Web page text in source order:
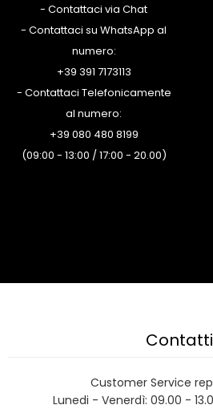
- Contattaci via Chat
- Contattaci su WhatsApp al
numero:
+39 391 7173113
- Contattaci Telefonicamente
al numero:
+39 080 480 8199
(09:00 - 13:00 / 17:00 - 20.00)
Contatti
Customer Service
Lunedi - Venerdì: 09.00 -